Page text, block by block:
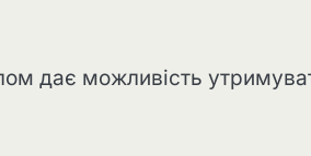
дає можливість